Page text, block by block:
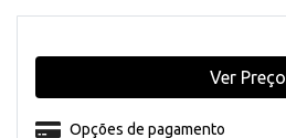
Opções de pagamento
Ver Preço